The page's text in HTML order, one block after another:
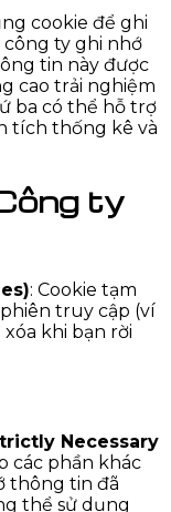
cookie để ghi
ty ghi nhớ
tin này được
cao trải nghiệm
ba có thể hỗ trợ
tích thống kê và
ty
: Cookie tạm
truy cập (ví
khi bạn rời
Necessary
các phần khác
thông tin đã
thể sử dụng